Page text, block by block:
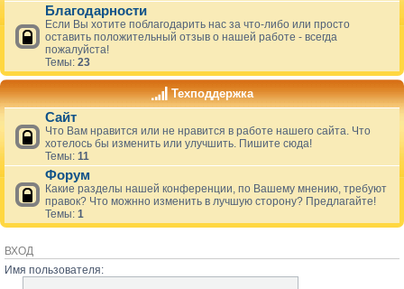
Благодарности
Если Вы хотите поблагодарить нас за что-либо или просто
оставить положительный отзыв о нашей работе - всегда
пожалуйста!
Темы: 23
Техподдержка
Сайт
Что Вам нравится или не нравится в работе нашего сайта. Что
хотелось бы изменить или улучшить. Пишите сюда!
Темы: 11
Форум
Какие разделы нашей конференции, по Вашему мнению, требуют
правок? Что можнно изменить в лучшую сторону? Предлагайте!
Темы: 1
ВХОД
Имя пользователя: